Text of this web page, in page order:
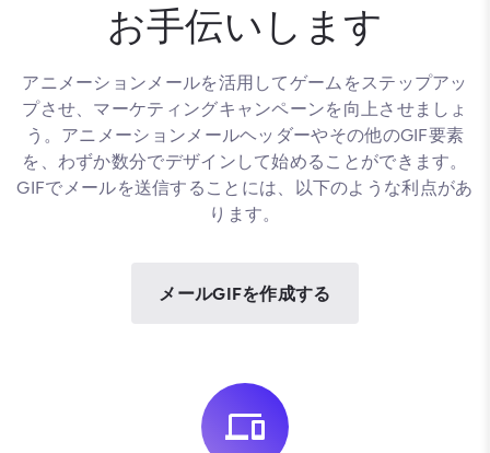
お手伝いします
アニメーションメールを活用してゲームをステップアッ
プさせ、マーケティングキャンペーンを向上させましょ
う。アニメーションメールヘッダーやその他のGIF要素
を、わずか数分でデザインして始めることができます。
GIFでメールを送信することには、以下のような利点があ
ります。
メールGIFを作成する